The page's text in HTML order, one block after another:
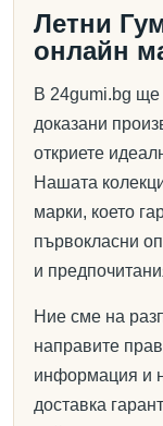
Летни
онлайн
В 24gumi.bg ще
доказани
откриете
Нашата
марки, което
първокласни
и
Ние сме на
направите
информация и
доставка